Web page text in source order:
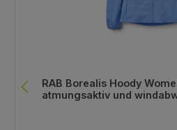
RAB Borealis Hoody
atmungsaktiv und